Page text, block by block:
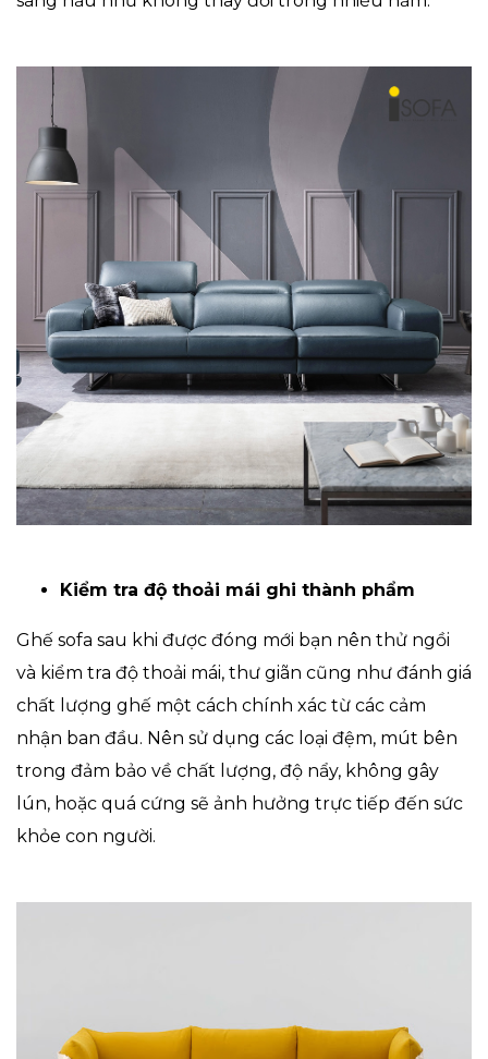
Kiểm tra độ thoải mái ghi thành phẩm
Ghế sofa sau khi được đóng mới bạn nên thử ngồi
và kiểm tra độ thoải mái, thư giãn cũng như đánh giá
chất lượng ghế một cách chính xác từ các cảm
nhận ban đầu. Nên sử dụng các loại đệm, mút bên
trong đảm bảo về chất lượng, độ nẩy, không gây
lún, hoặc quá cứng sẽ ảnh hưởng trực tiếp đến sức
khỏe con người.